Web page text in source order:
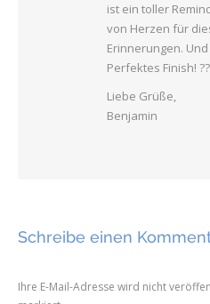
ist ein toller
von Herzen für
Erinnerungen.
Perfektes Finish!
Liebe Grüße,
Benjamin
Schreibe einen
Ihre E-Mail-Adresse wird nicht